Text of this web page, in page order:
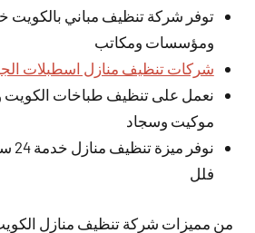
توفر شركة تنظيف مباني
ومؤسسات ومكاتب
شركات تنظيف منازل اسطبلات
نعمل على تنظيف طباخات
موكيت وسجاد
فلل
من مميزات شركة تنظيف منازل